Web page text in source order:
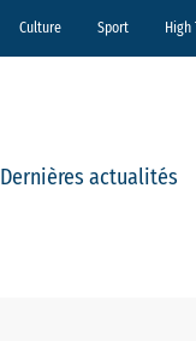
Culture Sport High
Dernières actualités